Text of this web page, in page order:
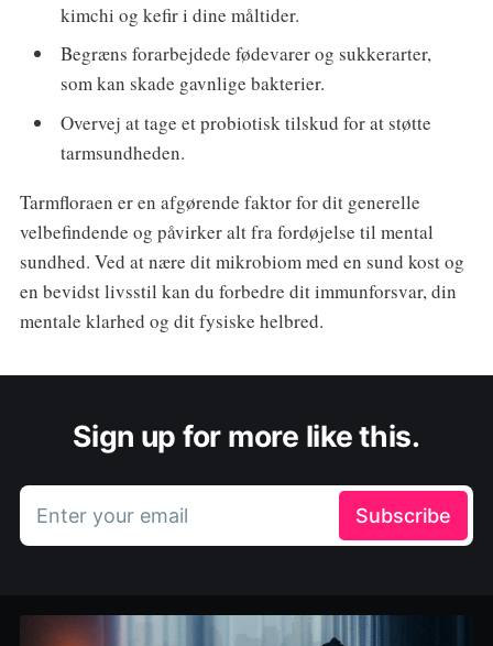
kimchi og kefir i dine måltider.
Begræns forarbejdede fødevarer og sukkerarter,
som kan skade gavnlige bakterier.
Overvej at tage et probiotisk tilskud for at støtte
tarmsundheden.
Tarmfloraen er en afgørende faktor for dit generelle
velbefindende og påvirker alt fra fordøjelse til mental
sundhed. Ved at nære dit mikrobiom med en sund kost og
en bevidst livsstil kan du forbedre dit immunforsvar, din
mentale klarhed og dit fysiske helbred.
Sign up for more like this.
Enter your email Subscribe